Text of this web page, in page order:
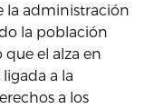
la administración
la población
que el alza en
a la
a los